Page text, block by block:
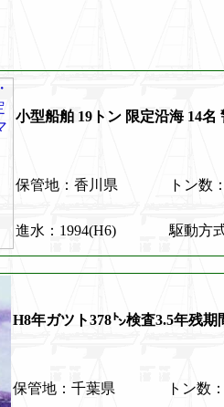
小型船舶 19トン 限定沿海 14名
保管地：香川県 トン数
進水：1994(H6) 駆動方
H8年ガツト378㌧検査3.5年残
保管地：千葉県 トン数